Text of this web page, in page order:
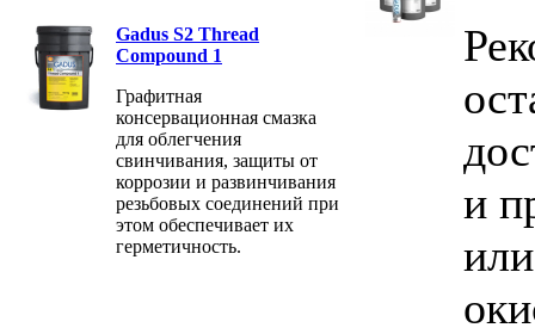
Gadus S2 Thread
Compound 1
Графитная
консервационная смазка
для облегчения
свинчивания, защиты от
коррозии и развинчивания
резьбовых соединений при
этом обеспечивает их
герметичность.
и